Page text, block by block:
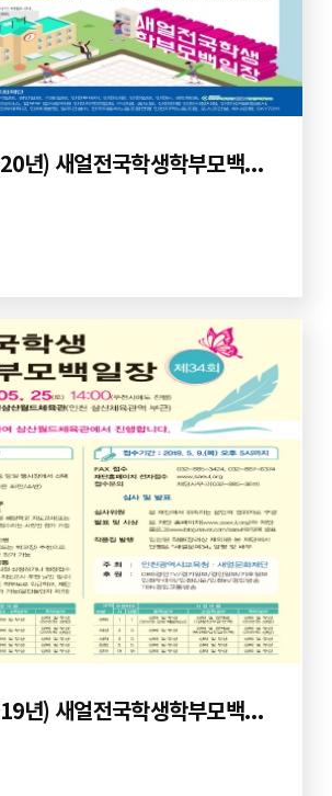
제35회(2020년) 새얼전국학생학부모백일장
제34회(2019년) 새얼전국학생학부모백일장